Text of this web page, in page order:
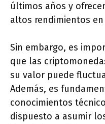
últimos años y
altos rendimientos
Sin embargo, es
que las
su valor puede
Además, es
conocimientos
dispuesto a asumir